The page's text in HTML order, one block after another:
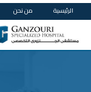
Skip
to
content
الرئيسية من نحن